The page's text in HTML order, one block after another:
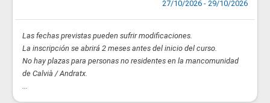
27/10/2026 - 29/10/2026
Las fechas previstas pueden sufrir modificaciones.
La inscripción se abrirá 2 meses antes del inicio del curso.
No hay plazas para personas no residentes en la mancomunidad
de Calvià / Andratx.
...